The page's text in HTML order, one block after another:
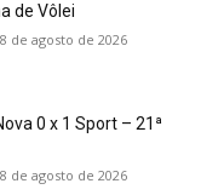
de Vôlei
8 de agosto de 2026
0 x 1 Sport – 21ª
8 de agosto de 2026